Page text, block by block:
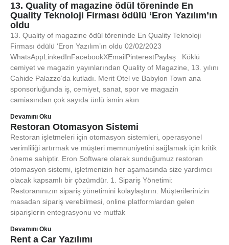
13. Quality of magazine ödül töreninde En
Quality Teknoloji Firması ödülü ‘Eron Yazılım’ın
oldu
13. Quality of magazine ödül töreninde En Quality Teknoloji
Firması ödülü ‘Eron Yazılım’ın oldu 02/02/2023
WhatsAppLinkedInFacebookXEmailPinterestPaylaş Köklü
cemiyet ve magazin yayınlarından Quality of Magazine, 13. yılını
Cahide Palazzo’da kutladı. Merit Otel ve Babylon Town ana
sponsorluğunda iş, cemiyet, sanat, spor ve magazin
camiasından çok sayıda ünlü ismin akın
Devamını Oku
Restoran Otomasyon Sistemi
Restoran işletmeleri için otomasyon sistemleri, operasyonel
verimliliği artırmak ve müşteri memnuniyetini sağlamak için kritik
öneme sahiptir. Eron Software olarak sunduğumuz restoran
otomasyon sistemi, işletmenizin her aşamasında size yardımcı
olacak kapsamlı bir çözümdür. 1. Sipariş Yönetimi:
Restoranınızın sipariş yönetimini kolaylaştırın. Müşterilerinizin
masadan sipariş verebilmesi, online platformlardan gelen
siparişlerin entegrasyonu ve mutfak
Devamını Oku
Rent a Car Yazılımı